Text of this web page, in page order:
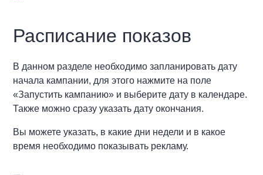
Расписание показов
В данном разделе необходимо запланировать дату
начала кампании, для этого нажмите на поле
«Запустить кампанию» и выберите дату в календаре.
Также можно сразу указать дату окончания.
Вы можете указать, в какие дни недели и в какое
время необходимо показывать рекламу.